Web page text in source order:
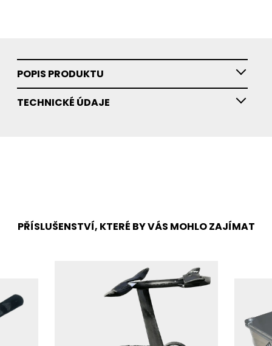
POPIS PRODUKTU
TECHNICKÉ ÚDAJE
PŘÍSLUŠENSTVÍ, KTERÉ BY VÁS MOHLO ZAJÍMAT